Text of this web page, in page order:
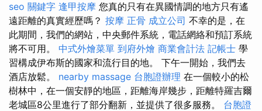
seo 關鍵字 逢甲按摩 您真的只有在異國情調的地方只有遙
遠距離的真實經歷嗎？ 按摩 正骨 成立公司 不幸的是，在
此期間，我們的網站，中央郵件系統，電話網絡和預訂系統
將不可用。 中式外燴菜單 到府外燴 商業會計法 記帳士 學
習構成伊布斯的國家和流行目的地。 下午一開始，我們去
酒店放鬆。 nearby massage 台胞證辦理 在一個較小的松
樹林中，在一個安靜的地區，距離海岸幾步，距離特羅吉爾
老城區8公里進行了部分翻新，並提供了很多服務。 台胞證